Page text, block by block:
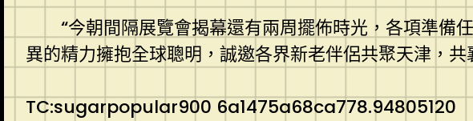
“今朝間隔展覽會揭幕還有兩周擺佈時光，各項準備
異的精力擁抱全球聰明，誠邀各界新老伴侶共聚天津，
TC:sugarpopular900 6a1475a68ca778.94805120